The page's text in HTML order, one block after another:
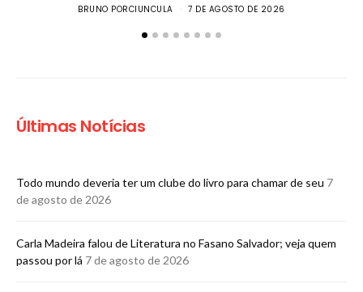
BRUNO PORCIUNCULA 7 DE AGOSTO DE 2026
Últimas Notícias
Todo mundo deveria ter um clube do livro para chamar de seu 7
de agosto de 2026
Carla Madeira falou de Literatura no Fasano Salvador; veja quem
passou por lá 7 de agosto de 2026